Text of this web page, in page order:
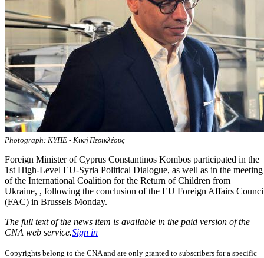
Photograph: ΚΥΠΕ - Κική Περικλέους
Foreign Minister of Cyprus Constantinos Kombos participated in the
1st High-Level EU-Syria Political Dialogue, as well as in the meeting
of the International Coalition for the Return of Children from
Ukraine, , following the conclusion of the EU Foreign Affairs
(FAC) in Brussels Monday.
The full text of the news item is available in the paid version of the
CNA web service.Sign in
Copyrights belong to the CNA and are only granted to subscribers for a specific